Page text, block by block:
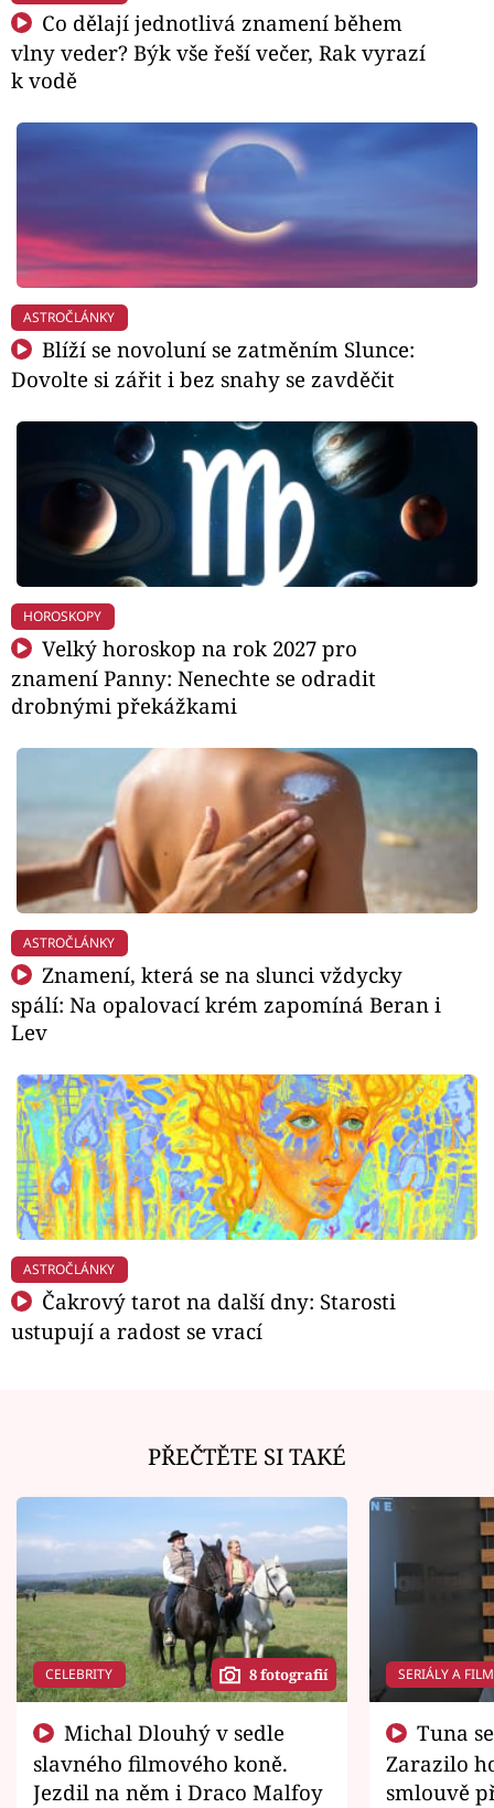
Co dělají jednotlivá znamení během
vlny veder? Býk vše řeší večer, Rak vyrazí
k vodě
ASTROČLÁNKY
Blíží se novoluní se zatměním Slunce:
Dovolte si zářit i bez snahy se zavděčit
HOROSKOPY
Velký horoskop na rok 2027 pro
znamení Panny: Nenechte se odradit
drobnými překážkami
ASTROČLÁNKY
Znamení, která se na slunci vždycky
spálí: Na opalovací krém zapomíná Beran i
Lev
ASTROČLÁNKY
Čakrový tarot na další dny: Starosti
ustupují a radost se vrací
PŘEČTĚTE SI TAKÉ
CELEBRITY 8 fotografií
slavného filmového koně.
Jezdil na něm i Draco Malfoy
SERIÁLY A
Zarazilo
smlouvě